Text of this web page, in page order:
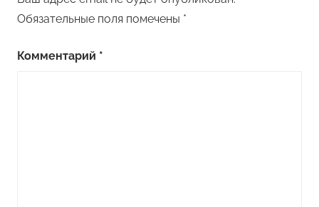
Обязательные поля помечены *
Комментарий *